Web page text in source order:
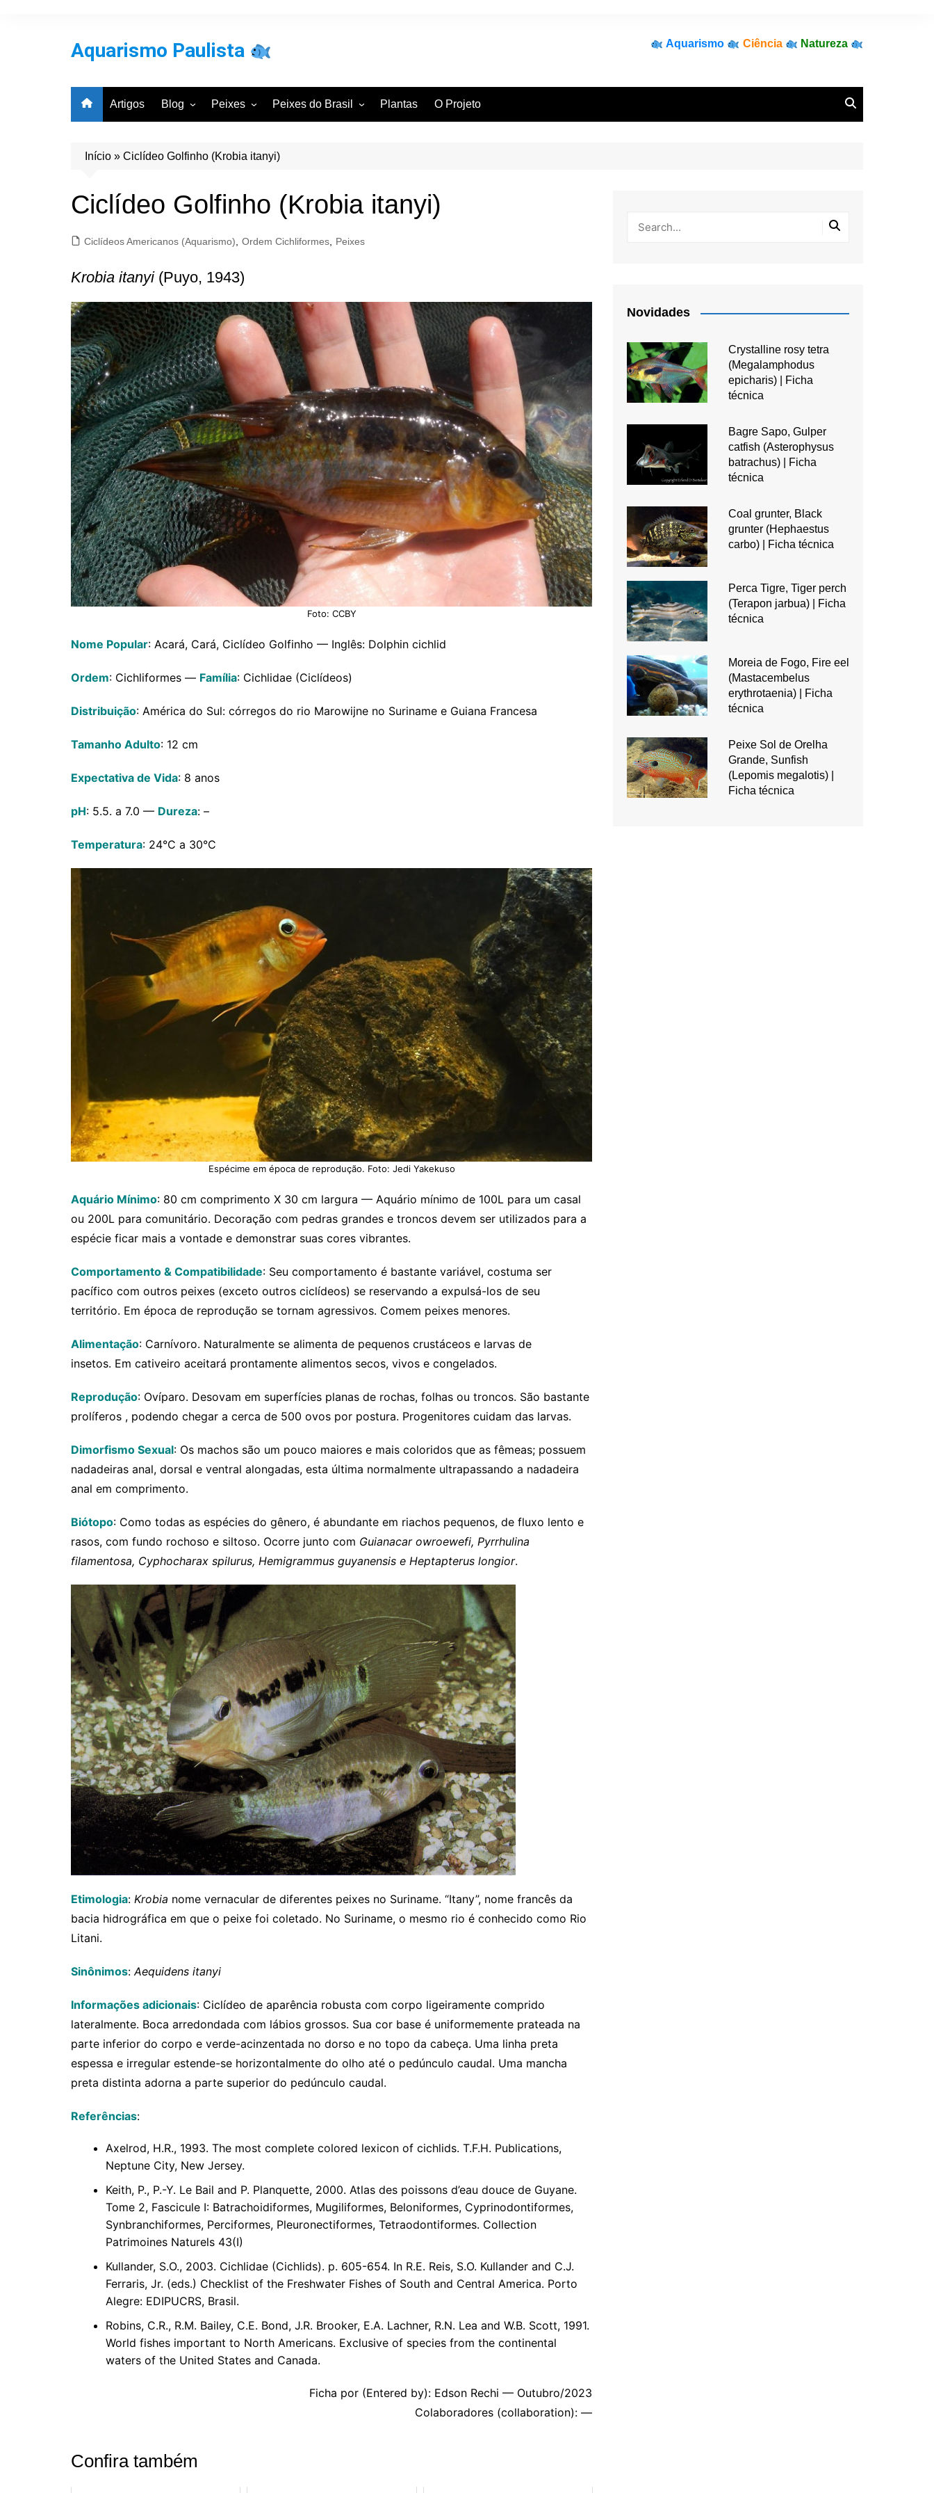
Aquarismo Paulista Aquarismo Ciência Natureza
Artigos Blog
Galeria de Aquários
Peixes
Por Grupos Comuns
Peixes do Brasil
Por Classificação Científica
Plantas O Projeto
Início » Ciclídeo Golfinho (Krobia itanyi)
Ciclídeo Golfinho (Krobia itanyi)
Ciclídeos Americanos (Aquarismo) Ordem Cichliformes Peixes
Krobia itanyi(Puyo, 1943)
Foto: CCBY
Nome Popular: Acará, Cará, Ciclídeo Golfinho — Inglês: Dolphin cichlid
Ordem: Cichliformes — Família: Cichlidae (Ciclídeos)
Distribuição: América do Sul: córregos do rio Marowijne no Suriname e Guiana Francesa
Tamanho Adulto: 12 cm
Expectativa de Vida: 8 anos
pH: 5.5. a 7.0 — Dureza: –
Temperatura: 24°C a 30°C
Espécime em época de reprodução. Foto: Jedi Yakekuso
Aquário Mínimo: 80 cm comprimento X 30 cm largura — Aquário mínimo de 100L para um casal
ou 200L para comunitário. Decoração com pedras grandes e troncos devem ser utilizados para a
espécie ficar mais a vontade e demonstrar suas cores vibrantes.
Comportamento & Compatibilidade: Seu comportamento é bastante variável, costuma ser
pacífico com outros peixes (exceto outros ciclídeos) se reservando a expulsá-los de seu
território. Em época de reprodução se tornam agressivos. Comem peixes menores.
Alimentação: Carnívoro. Naturalmente se alimenta de pequenos crustáceos e larvas de
insetos. Em cativeiro aceitará prontamente alimentos secos, vivos e congelados.
Reprodução: Ovíparo. Desovam em superfícies planas de rochas, folhas ou troncos. São bastante
prolíferos , podendo chegar a cerca de 500 ovos por postura. Progenitores cuidam das larvas.
Dimorfismo Sexual: Os machos são um pouco maiores e mais coloridos que as fêmeas; possuem
nadadeiras anal, dorsal e ventral alongadas, esta última normalmente ultrapassando a nadadeira
anal em comprimento.
Biótopo: Como todas as espécies do gênero, é abundante em riachos pequenos, de fluxo lento e
rasos, com fundo rochoso e siltoso. Ocorre junto com Guianacar owroewefi, Pyrrhulina
filamentosa, Cyphocharax spilurus, Hemigrammus guyanensis e Heptapterus longior.
Etimologia: Krobia nome vernacular de diferentes peixes no Suriname. “Itany”, nome francês da
bacia hidrográfica em que o peixe foi coletado. No Suriname, o mesmo rio é conhecido como Rio
Litani.
Sinônimos: Aequidens itanyi
Informações adicionais: Ciclídeo de aparência robusta com corpo ligeiramente comprido
lateralmente. Boca arredondada com lábios grossos. Sua cor base é uniformemente prateada na
parte inferior do corpo e verde-acinzentada no dorso e no topo da cabeça. Uma linha preta
espessa e irregular estende-se horizontalmente do olho até o pedúnculo caudal. Uma mancha
preta distinta adorna a parte superior do pedúnculo caudal.
Referências:
Axelrod, H.R., 1993. The most complete colored lexicon of cichlids. T.F.H. Publications,
Neptune City, New Jersey.
Keith, P., P.-Y. Le Bail and P. Planquette, 2000. Atlas des poissons d’eau douce de Guyane.
Tome 2, Fascicule I: Batrachoidiformes, Mugiliformes, Beloniformes, Cyprinodontiformes,
Synbranchiformes, Perciformes, Pleuronectiformes, Tetraodontiformes. Collection
Patrimoines Naturels 43(I)
Kullander, S.O., 2003. Cichlidae (Cichlids). p. 605-654. In R.E. Reis, S.O. Kullander and C.J.
Ferraris, Jr. (eds.) Checklist of the Freshwater Fishes of South and Central America. Porto
Alegre: EDIPUCRS, Brasil.
Robins, C.R., R.M. Bailey, C.E. Bond, J.R. Brooker, E.A. Lachner, R.N. Lea and W.B. Scott, 1991.
World fishes important to North Americans. Exclusive of species from the continental
waters of the United States and Canada.
Ficha por (Entered by): Edson Rechi — Outubro/2023
Colaboradores (collaboration): —
Confira também
Novidades
Crystalline rosy tetra
(Megalamphodus
epicharis) | Ficha
técnica
Bagre Sapo, Gulper
catfish (Asterophysus
batrachus) | Ficha
técnica
Coal grunter, Black
grunter (Hephaestus
carbo) | Ficha técnica
Perca Tigre, Tiger perch
(Terapon jarbua) | Ficha
técnica
Moreia de Fogo, Fire eel
(Mastacembelus
erythrotaenia) | Ficha
técnica
Peixe Sol de Orelha
Grande, Sunfish
(Lepomis megalotis) |
Ficha técnica